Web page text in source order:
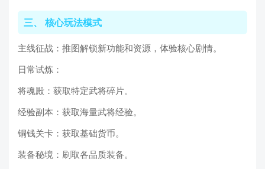
三、 核心玩法模式
主线征战：推图解锁新功能和资源，体验核心剧情。
日常试炼：
将魂殿：获取特定武将碎片。
经验副本：获取海量武将经验。
铜钱关卡：获取基础货币。
装备秘境：刷取各品质装备。